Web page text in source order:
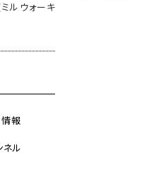
ルウォーキ
情報
ル